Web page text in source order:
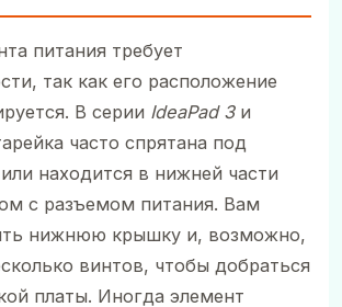
питания требует
так как его расположение
В серии IdeaPad 3и
часто спрятана под
находится в нижней части
с разъемом питания. Вам
нижнюю крышку и, возможно,
винтов, чтобы добраться
платы. Иногда элемент